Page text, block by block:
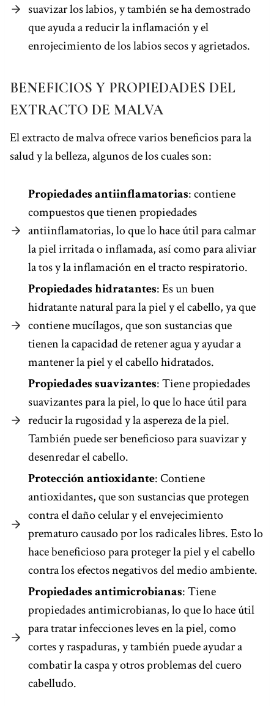
suavizar los labios, y también se ha demostrado
que ayuda a reducir la inflamación y el
enrojecimiento de los labios secos y agrietados.
BENEFICIOS Y PROPIEDADES DEL
EXTRACTO DE MALVA
El extracto de malva ofrece varios beneficios para la
salud y la belleza, algunos de los cuales son:
Propiedades antiinflamatorias: contiene
compuestos que tienen propiedades
antiinflamatorias, lo que lo hace útil para calmar
la piel irritada o inflamada, así como para aliviar
la tos y la inflamación en el tracto respiratorio.
Propiedades hidratantes: Es un buen
hidratante natural para la piel y el cabello, ya que
contiene mucílagos, que son sustancias que
tienen la capacidad de retener agua y ayudar a
mantener la piel y el cabello hidratados.
Propiedades suavizantes: Tiene propiedades
suavizantes para la piel, lo que lo hace útil para
reducir la rugosidad y la aspereza de la piel.
También puede ser beneficioso para suavizar y
desenredar el cabello.
Protección antioxidante: Contiene
antioxidantes, que son sustancias que protegen
contra el daño celular y el envejecimiento
prematuro causado por los radicales libres. Esto lo
hace beneficioso para proteger la piel y el cabello
contra los efectos negativos del medio ambiente.
Propiedades antimicrobianas: Tiene
propiedades antimicrobianas, lo que lo hace útil
para tratar infecciones leves en la piel, como
cortes y raspaduras, y también puede ayudar a
combatir la caspa y otros problemas del cuero
cabelludo.